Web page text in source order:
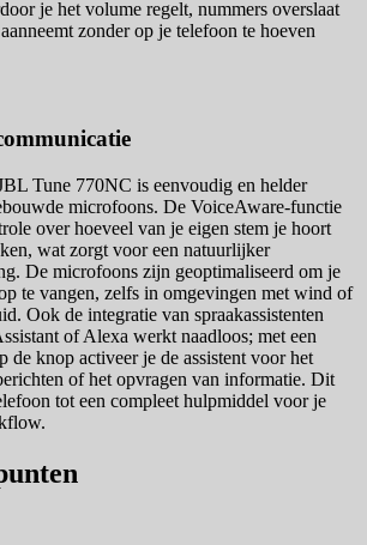
je het volume regelt, nummers overslaat
zonder op je telefoon te hoeven
Tune 770NC is eenvoudig en helder
microfoons. De VoiceAware-functie
over hoeveel van je eigen stem je hoort
wat zorgt voor een natuurlijker
De microfoons zijn geoptimaliseerd om je
te vangen, zelfs in omgevingen met wind of
Ook de integratie van spraakassistenten
of Alexa werkt naadloos; met een
de knop activeer je de assistent voor het
of het opvragen van informatie. Dit
tot een compleet hulpmiddel voor je